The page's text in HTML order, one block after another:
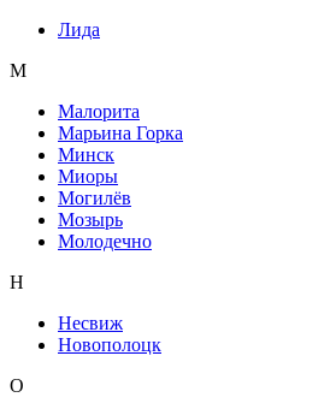
Лида
М
Малорита
Марьина Горка
Минск
Миоры
Могилёв
Мозырь
Молодечно
Н
Несвиж
Новополоцк
О